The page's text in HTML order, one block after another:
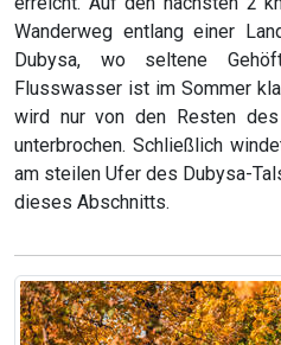
Wanderweg entlang einer
Dubysa, wo seltene
Flusswasser ist im Sommer
wird nur von den Resten des
unterbrochen. Schließlich
am steilen Ufer des Dubysa-
dieses Abschnitts.